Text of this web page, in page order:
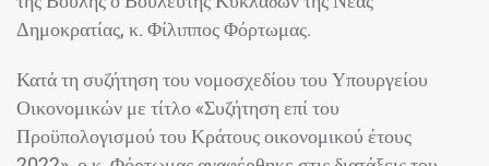
Δημοκρατίας, κ. Φίλιππος Φόρτωμας.
Κατά τη συζήτηση του νομοσχεδίου του Υπουργείου
Οικονομικών με τίτλο «Συζήτηση επί του
Προϋπολογισμού του Κράτους οικονομικού έτους